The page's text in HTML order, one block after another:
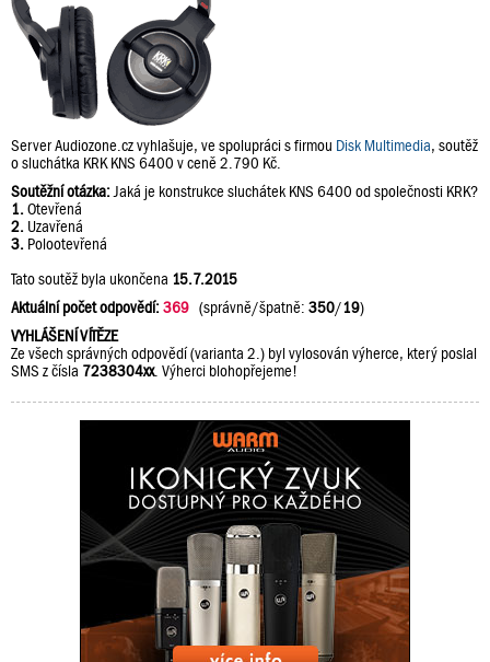
Server Audiozone.cz vyhlašuje, ve spolupráci s firmou Disk Multimedia, soutěž
o sluchátka KRK KNS 6400 v ceně 2.790 Kč.
Soutěžní otázka:Jaká je konstrukce sluchátek KNS 6400 od společnosti KRK?
1.Otevřená
2. Uzavřená
3. Polootevřená
Tato soutěž byla ukončena 15.7.2015
Aktuální počet odpovědí:369 (správně/špatně: 350/19)
VYHLÁŠENÍ VÍTĚZE
Ze všech správných odpovědí (varianta 2.) byl vylosován výherce, který poslal
SMS z čísla 7238304xx. Výherci blohopřejeme!